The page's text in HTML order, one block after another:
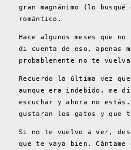
gran magnánimo (lo
romántico.
Hace algunos meses que
di cuenta de eso, apenas
probablemente no te
Recuerdo la última vez
aunque era indebido, me
escuchar y ahora no
gustaran los gatos y que
Si no te vuelvo a ver,
que te vaya bien.